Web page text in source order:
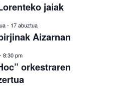
jaiak
- 17 abuztua
Aizarnan
- 8:30 pm
orkestraren